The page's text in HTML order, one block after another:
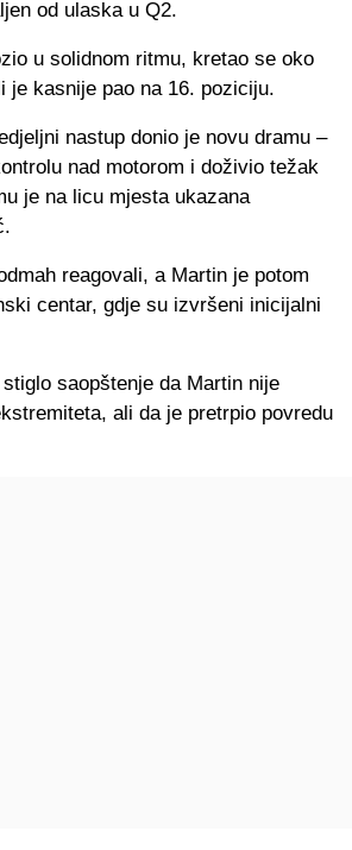
od ulaska u Q2.
u solidnom ritmu, kretao se oko
je kasnije pao na 16. poziciju.
nastup donio je novu dramu –
nad motorom i doživio težak
je na licu mjesta ukazana
reagovali, a Martin je potom
centar, gdje su izvršeni inicijalni
saopštenje da Martin nije
ali da je pretrpio povredu